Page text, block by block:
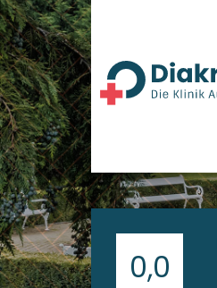
0,0